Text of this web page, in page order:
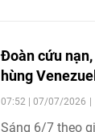
Đoàn cứu
hùng
07:52 | 07/07/2026
Sáng 6/7 theo